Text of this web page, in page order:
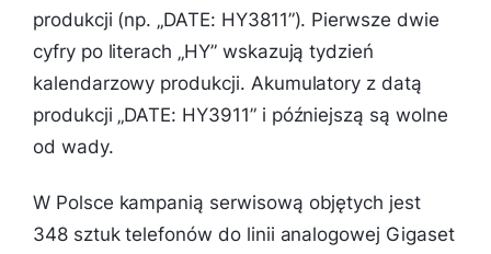
produkcji (np. „DATE: HY3811”). Pierwsze dwie
cyfry po literach „HY” wskazują tydzień
kalendarzowy produkcji. Akumulatory z datą
produkcji „DATE: HY3911” i późniejszą są wolne
od wady.
W Polsce kampanią serwisową objętych jest
348 sztuk telefonów do linii analogowej Gigaset